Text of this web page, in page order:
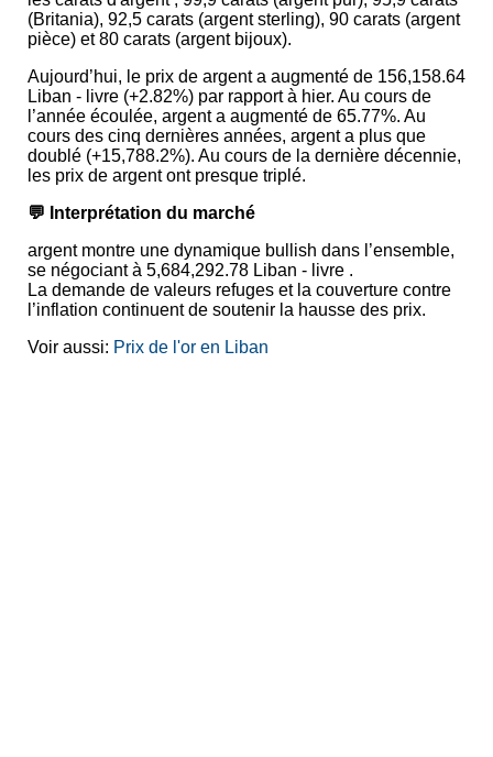
(Britania), 92,5 carats (argent sterling), 90 carats (argent
pièce) et 80 carats (argent bijoux).
Aujourd’hui, le prix de argent a augmenté de 156,158.64
Liban - livre (+2.82%) par rapport à hier. Au cours de
l’année écoulée, argent a augmenté de 65.77%. Au
cours des cinq dernières années, argent a plus que
doublé (+15,788.2%). Au cours de la dernière décennie,
les prix de argent ont presque triplé.
💬 Interprétation du marché
argent montre une dynamique bullish dans l’ensemble,
se négociant à 5,684,292.78 Liban - livre .
La demande de valeurs refuges et la couverture contre
l’inflation continuent de soutenir la hausse des prix.
Voir aussi: Prix de l'or en Liban